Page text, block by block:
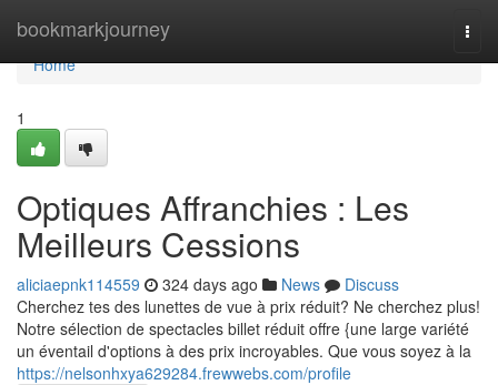
bookmarkjourney
Home
Home
1
Optiques Affranchies : Les
Meilleurs Cessions
aliciaepnk114559 324 days ago News
Discuss
Cherchez tes des lunettes de vue à prix réduit? Ne cherchez plus!
Notre sélection de spectacles billet réduit offre {une large variété
un éventail d'options à des prix incroyables. Que vous soyez à la
https://nelsonhxya629284.frewwebs.com/profile